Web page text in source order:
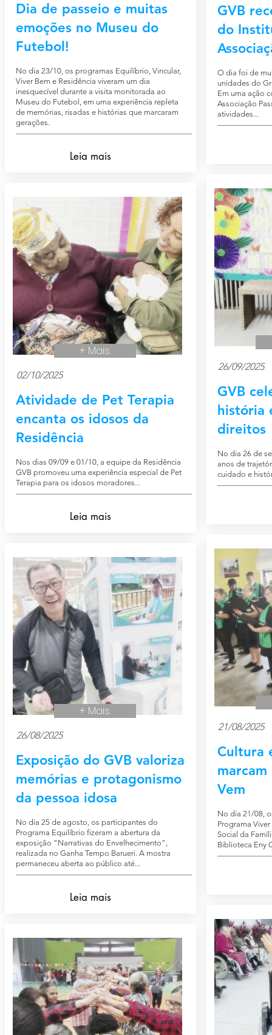
Dia de passeio e muitas
emoções no Museu do
Futebol!
No dia 23/10, os programas Equilíbrio, Vincular,
Viver Bem e Residência viveram um dia
inesquecível durante a visita monitorada ao
Museu do Futebol, em uma experiência repleta
de memórias, risadas e histórias que marcaram
gerações.
Leia mais
+ Mais
02/10/2025
Atividade de Pet Terapia
encanta os idosos da
Residência
Nos dias 09/09 e 01/10, a equipe da Residência
GVB promoveu uma experiência especial de Pet
Terapia para os idosos moradores...
Leia mais
+ Mais
26/08/2025
Exposição do GVB valoriza
memórias e protagonismo
da pessoa idosa
No dia 25 de agosto, os participantes do
Programa Equilíbrio fizeram a abertura da
exposição “Narrativas do Envelhecimento”,
realizada no Ganha Tempo Barueri. A mostra
permaneceu aberta ao público até...
Leia mais
GVB
do
O dia foi de
unidades do
Em uma ação
Associação
atividades...
26/09/2025
GVB
história
direitos
No dia 26 de
anos de
cuidado e
21/08/2025
Cultura
Vem
No dia 21/08,
Programa
Social da
Biblioteca Eny